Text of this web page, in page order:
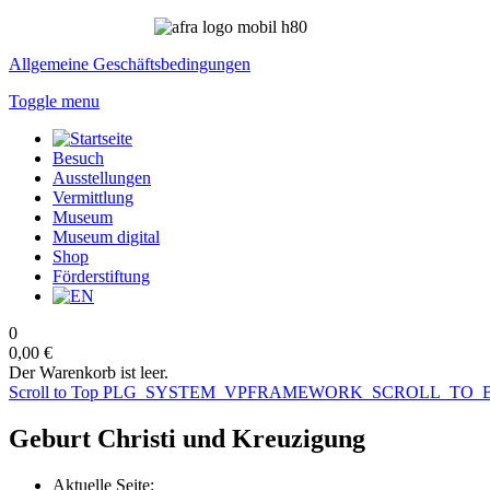
Allgemeine Geschäftsbedingungen
Toggle menu
Besuch
Ausstellungen
Vermittlung
Museum
Museum digital
Shop
Förderstiftung
0
0,00 €
Der Warenkorb ist leer.
Scroll to Top
Geburt Christi und Kreuzigung
Aktuelle Seite: